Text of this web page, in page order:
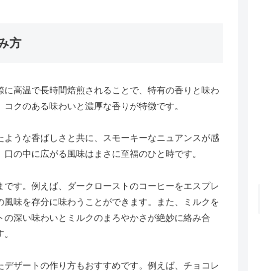
方
高温で長時間焙煎されることで、特有の香りと味わ
クのある味わいと濃厚な香りが特徴です。
うな香ばしさと共に、スモーキーなニュアンスが感
の中に広がる風味はまさに至福のひと時です。
す。例えば、ダークローストのコーヒーをエスプレ
味を存分に味わうことができます。また、ミルクを
深い味わいとミルクのまろやかさが絶妙に絡み合
ザートの作り方もおすすめです。例えば、チョコレ